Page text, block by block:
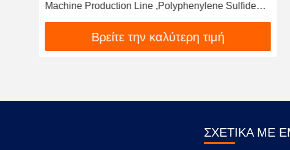
Machine Production Line ,Polyphenylene Sulfide
Extrusion Machine
Βρείτε την καλύτερη τιμή
ΣΧΕΤΙΚΆ ΜΕ